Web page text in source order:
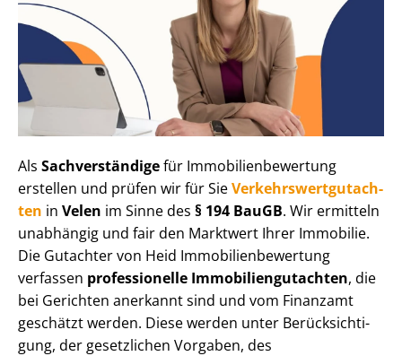
Als Sachverständigefür Im­mo­bi­li­en­be­wer­tung
erstellen und prüfen wir für SieVer­kehrs­wert­gut­ach­
ten in Velen im Sinne des § 194 BauGB. Wir ermitteln
unabhängig und fair den Marktwert Ihrer Immobilie.
Die Gutachter von Heid Im­mo­bi­li­en­be­wer­tung
verfassen professionelle Im­mo­bi­li­en­gut­ach­ten, die
bei Gerichten anerkannt sind und vom Finanzamt
geschätzt werden. Diese werden unter Be­rück­sich­ti­
gung, der gesetzlichen Vorgaben, des